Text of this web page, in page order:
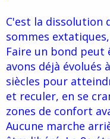
C'est la dissolution
sommes
Faire un bond peut
avons déjà évolués
siècles pour
et reculer, en se
zones de confort
Aucune marche